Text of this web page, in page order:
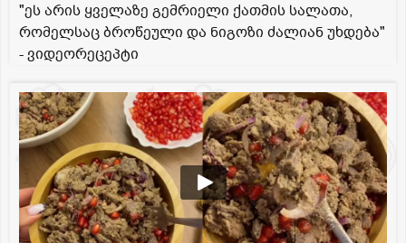
"ეს არის ყველაზე გემრიელი ქათმის სალათა,
რომელსაც ბროწეული და ნიგოზი ძალიან უხდება"
- ვიდეორეცეპტი